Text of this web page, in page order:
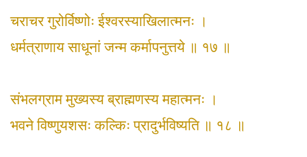
चराचर गुरोर्विष्णोः ईश्वरस्याखिलात्मनः ।
धर्मत्राणाय साधूनां जन्म कर्मापनुत्तये ॥ १७ ॥
संभलग्राम मुख्यस्य ब्राह्मणस्य महात्मनः ।
भवने विष्णुयशसः कल्किः प्रादुर्भविष्यति ॥ १८ ॥